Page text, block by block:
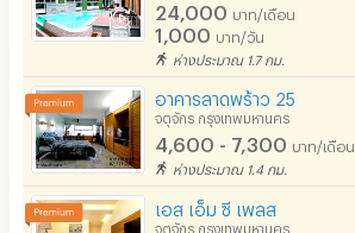
24,000 บาท/เดือน
1,000 บาท/วัน
ห่างประมาณ 1.7 กม.
อาคารลาดพร้าว 25
จตุจักร กรุงเทพมหานคร
4,600 - 7,300 บาท/เดือน
ห่างประมาณ 1.4 กม.
เอส เอ็ม ซี เพลส
จตุจักร กรุงเทพมหานคร